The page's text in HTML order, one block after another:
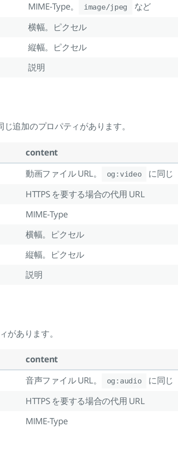
MIME-Type。 image/jpeg
など
横幅。ピクセル
縦幅。ピクセル
説明
追加のプロパティがあります。
content
動画ファイル URL。 og:video
に同じ
HTTPS を要する場合の代用 URL
MIME-Type
横幅。ピクセル
縦幅。ピクセル
説明
があります。
content
音声ファイル URL。 og:audio
に同じ
HTTPS を要する場合の代用 URL
MIME-Type